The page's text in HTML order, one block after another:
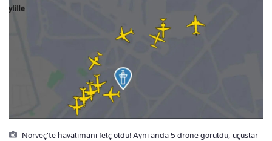
Norveç'te havalimani felç oldu! Ayni anda 5 drone görüldü, uçuslar